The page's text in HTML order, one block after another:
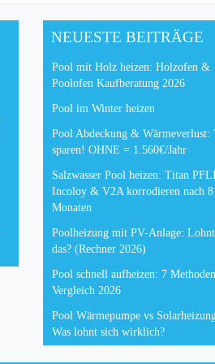
NEUESTE BEITRÄGE
Pool mit Holz heizen: Holzofen &
Poolofen Kaufberatung 2026
Pool im Winter heizen
Pool Abdeckung & Wärmeverlust:
sparen! OHNE = 1.560€/Jahr
Salzwasser Pool heizen: Titan
Incoloy & V2A korrodieren nach 8
Monaten
Poolheizung mit PV-Anlage:
das? (Rechner 2026)
Pool schnell aufheizen: 7
Vergleich 2026
Pool Wärmepumpe vs
Was lohnt sich wirklich?